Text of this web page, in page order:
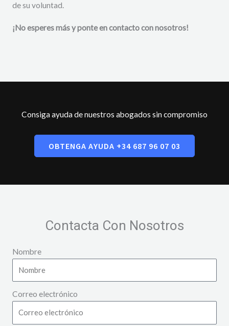
de su voluntad.
¡No esperes más y ponte en contacto con nosotros!
Consiga ayuda de nuestros abogados sin compromiso
OBTENGA AYUDA +34 687 96 07 03
Contacta Con Nosotros
Nombre
Correo electrónico